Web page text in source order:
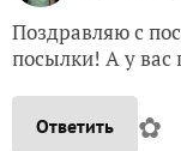
Поздравляю с
посылки! А у вас
Ответить ✿